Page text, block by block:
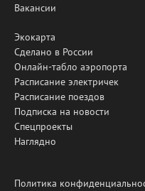
Вакансии
Экокарта
Сделано в России
Онлайн-табло аэропорта
Расписание электричек
Расписание поездов
Подписка на новости
Спецпроекты
Наглядно
Политика